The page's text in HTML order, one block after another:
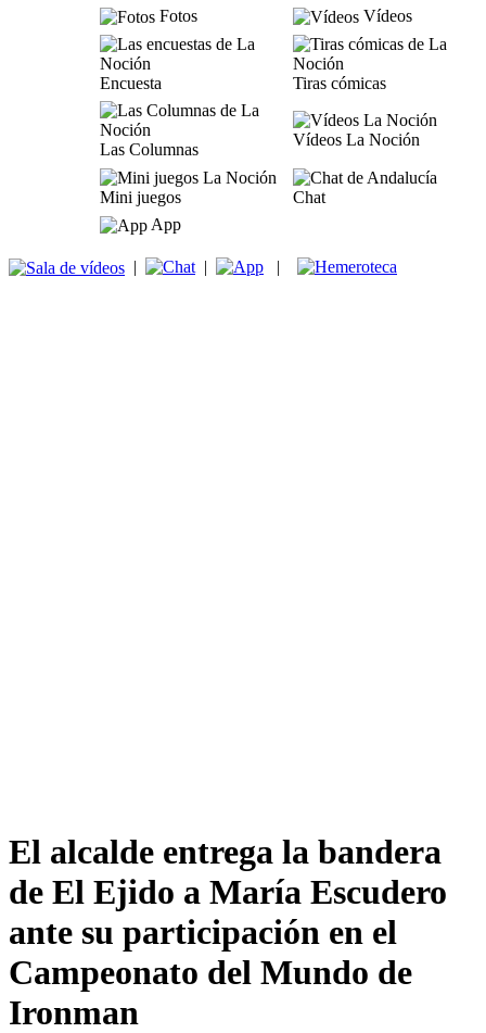
Fotos
Vídeos
Encuesta Tiras cómicas
Las Columnas
Vídeos La Noción
Mini juegos
Chat
App
| | |
El alcalde entrega la bandera
de El Ejido a María Escudero
ante su participación en el
Campeonato del Mundo de
Ironman